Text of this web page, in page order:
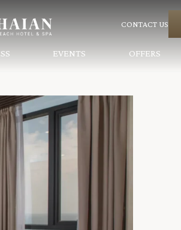
CONTACT US
EVENTS OFFERS